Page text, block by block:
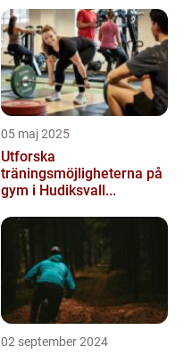
05 maj 2025
Utforska
träningsmöjligheterna på
gym i Hudiksvall...
02 september 2024